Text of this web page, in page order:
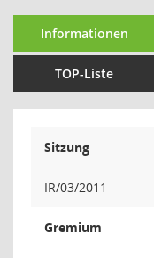
Informationen
TOP-Liste
Sitzung
IR/03/2011
Gremium